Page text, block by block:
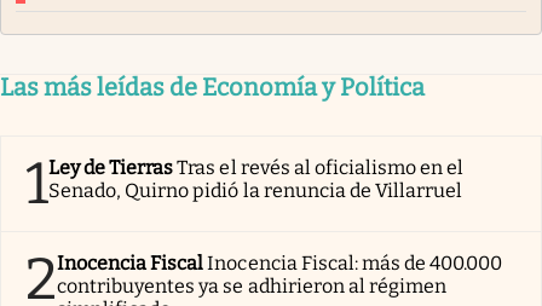
Las más leídas de Economía y Política
1Ley de TierrasTras el revés al oficialismo en el
Senado, Quirno pidió la renuncia de Villarruel
2Inocencia FiscalInocencia Fiscal: más de 400.000
contribuyentes ya se adhirieron al régimen